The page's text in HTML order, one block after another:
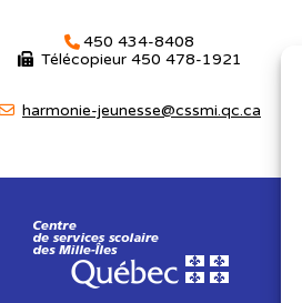
450 434-8408
Télécopieur 450 478-1921
harmonie-jeunesse@cssmi.qc.ca